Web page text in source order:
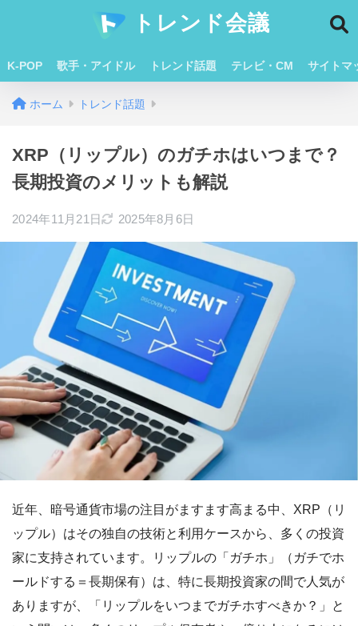
トレンド会議
K-POP 歌手・アイドル トレンド話題 テレビ・CM サイトマ
ホーム トレンド話題
XRP（リップル）のガチホはいつまで？
長期投資のメリットも解説
2024年11月21日 2025年8月6日
近年、暗号通貨市場の注目がますます高まる中、XRP（リ
ップル）はその独自の技術と利用ケースから、多くの投資
家に支持されています。リップルの「ガチホ」（ガチでホ
ールドする＝長期保有）は、特に長期投資家の間で人気が
ありますが、「リップルをいつまでガチホすべきか？」と